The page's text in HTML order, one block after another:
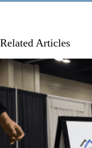
Related Articles